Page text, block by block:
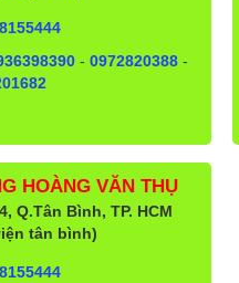
- 0972820388-
HOÀNG VĂN THỤ
Q.Tân Bình, TP. HCM
tân bình)